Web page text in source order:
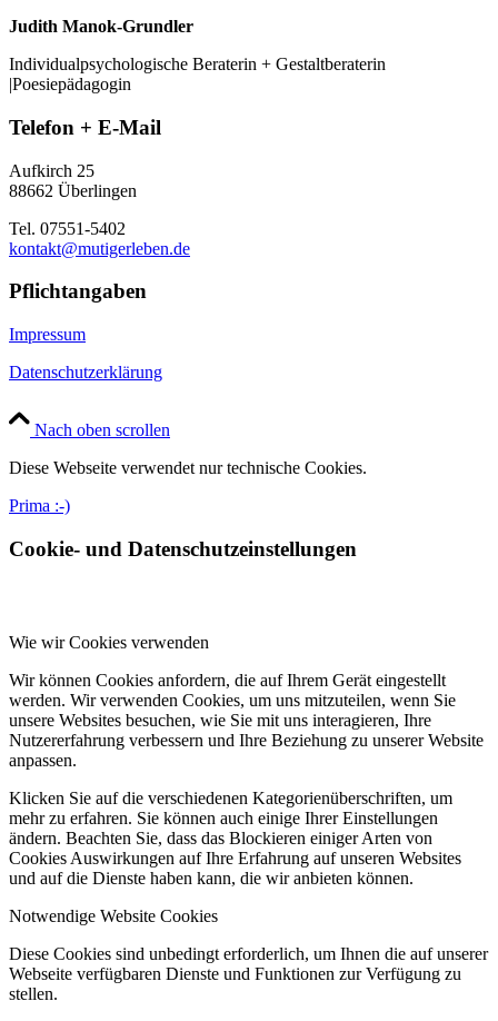
Judith Manok-Grundler
Individualpsychologische Beraterin + Gestaltberaterin
|Poesiepädagogin
Telefon + E-Mail
Aufkirch 25
88662 Überlingen
Tel. 07551-5402
kontakt@mutigerleben.de
Pflichtangaben
Impressum
Datenschutzerklärung
Nach oben scrollen
Diese Webseite verwendet nur technische Cookies.
Prima :-)
Cookie- und Datenschutzeinstellungen
Wie wir Cookies verwenden
Wir können Cookies anfordern, die auf Ihrem Gerät eingestellt
werden. Wir verwenden Cookies, um uns mitzuteilen, wenn Sie
unsere Websites besuchen, wie Sie mit uns interagieren, Ihre
Nutzererfahrung verbessern und Ihre Beziehung zu unserer Website
anpassen.
Klicken Sie auf die verschiedenen Kategorienüberschriften, um
mehr zu erfahren. Sie können auch einige Ihrer Einstellungen
ändern. Beachten Sie, dass das Blockieren einiger Arten von
Cookies Auswirkungen auf Ihre Erfahrung auf unseren Websites
und auf die Dienste haben kann, die wir anbieten können.
Notwendige Website Cookies
Diese Cookies sind unbedingt erforderlich, um Ihnen die auf unserer
Webseite verfügbaren Dienste und Funktionen zur Verfügung zu
stellen.